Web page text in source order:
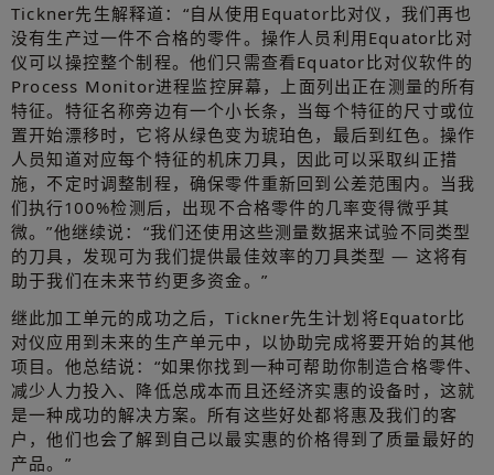
Tickner先生解释道：“自从使用Equator比对仪，我们再也
没有生产过一件不合格的零件。操作人员利用Equator比对
仪可以操控整个制程。他们只需查看Equator比对仪软件的
Process Monitor进程监控屏幕，上面列出正在测量的所有
特征。特征名称旁边有一个小长条，当每个特征的尺寸或位
置开始漂移时，它将从绿色变为琥珀色，最后到红色。操作
人员知道对应每个特征的机床刀具，因此可以采取纠正措
施，不定时调整制程，确保零件重新回到公差范围内。当我
们执行100%检测后，出现不合格零件的几率变得微乎其
微。”他继续说：“我们还使用这些测量数据来试验不同类型
的刀具，发现可为我们提供最佳效率的刀具类型 — 这将有
助于我们在未来节约更多资金。”
继此加工单元的成功之后，Tickner先生计划将Equator比
对仪应用到未来的生产单元中，以协助完成将要开始的其他
项目。他总结说：“如果你找到一种可帮助你制造合格零件、
减少人力投入、降低总成本而且还经济实惠的设备时，这就
是一种成功的解决方案。所有这些好处都将惠及我们的客
户，他们也会了解到自己以最实惠的价格得到了质量最好的
产品。”